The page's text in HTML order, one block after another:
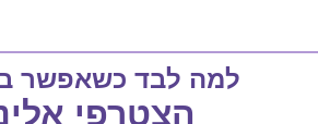
למה לבד כשאפשר
הצטרפי